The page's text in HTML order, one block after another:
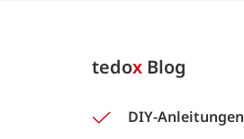
tedox Blog
DIY-Anleitungen